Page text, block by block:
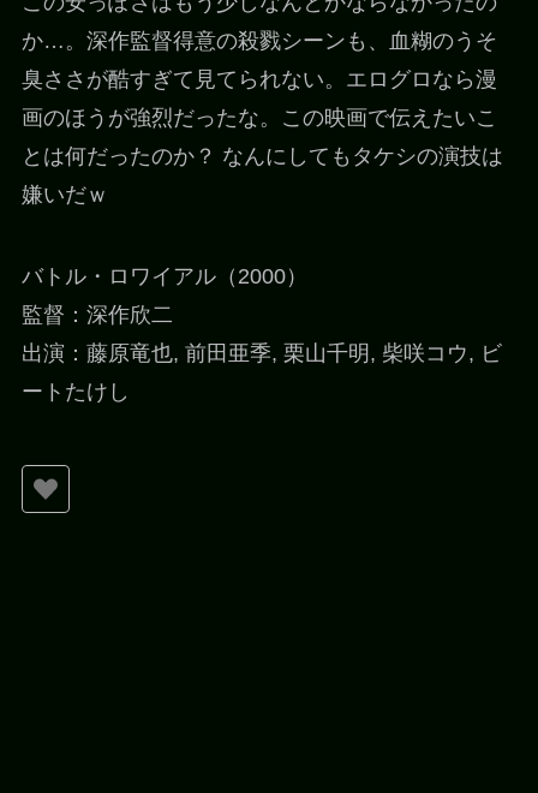
か…。深作監督得意の殺戮シーンも、血糊のうそ
臭ささが酷すぎて見てられない。エログロなら漫
画のほうが強烈だったな。この映画で伝えたいこ
とは何だったのか？ なんにしてもタケシの演技は
嫌いだｗ
バトル・ロワイアル（2000）
監督：深作欣二
出演：藤原竜也, 前田亜季, 栗山千明, 柴咲コウ, ビ
ートたけし